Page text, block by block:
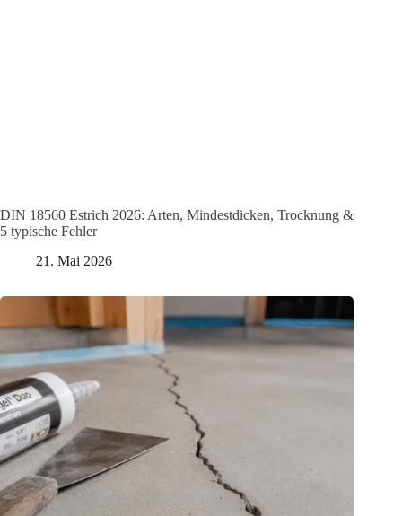
DIN 18560 Estrich 2026: Arten, Mindestdicken, Trocknung &
5 typische Fehler
21. Mai 2026